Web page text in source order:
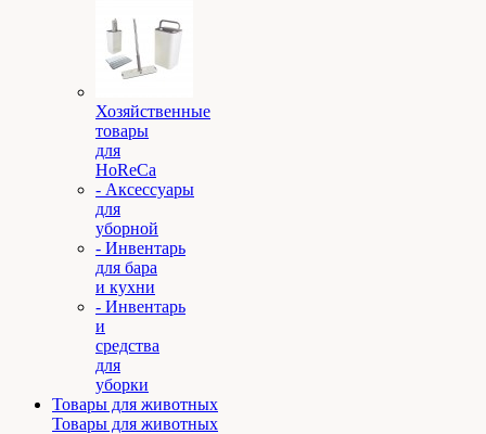
Хозяйственные
товары
для
HoReCa
- Аксессуары
для
уборной
- Инвентарь
для бара
и кухни
- Инвентарь
и
средства
для
уборки
Товары для животных
Товары для животных